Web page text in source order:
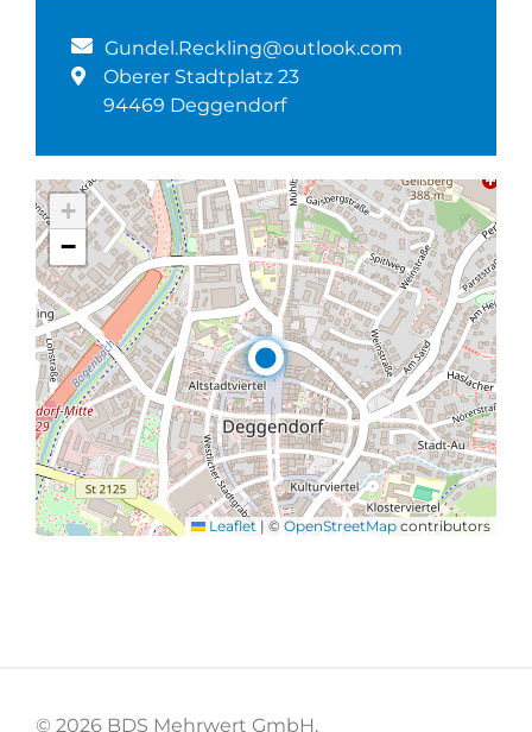
Gundel.Reckling@outlook.com
Oberer Stadtplatz 23
94469 Deggendorf
+
−
Leaflet | © OpenStreetMap contributors
© 2026 BDS Mehrwert GmbH,